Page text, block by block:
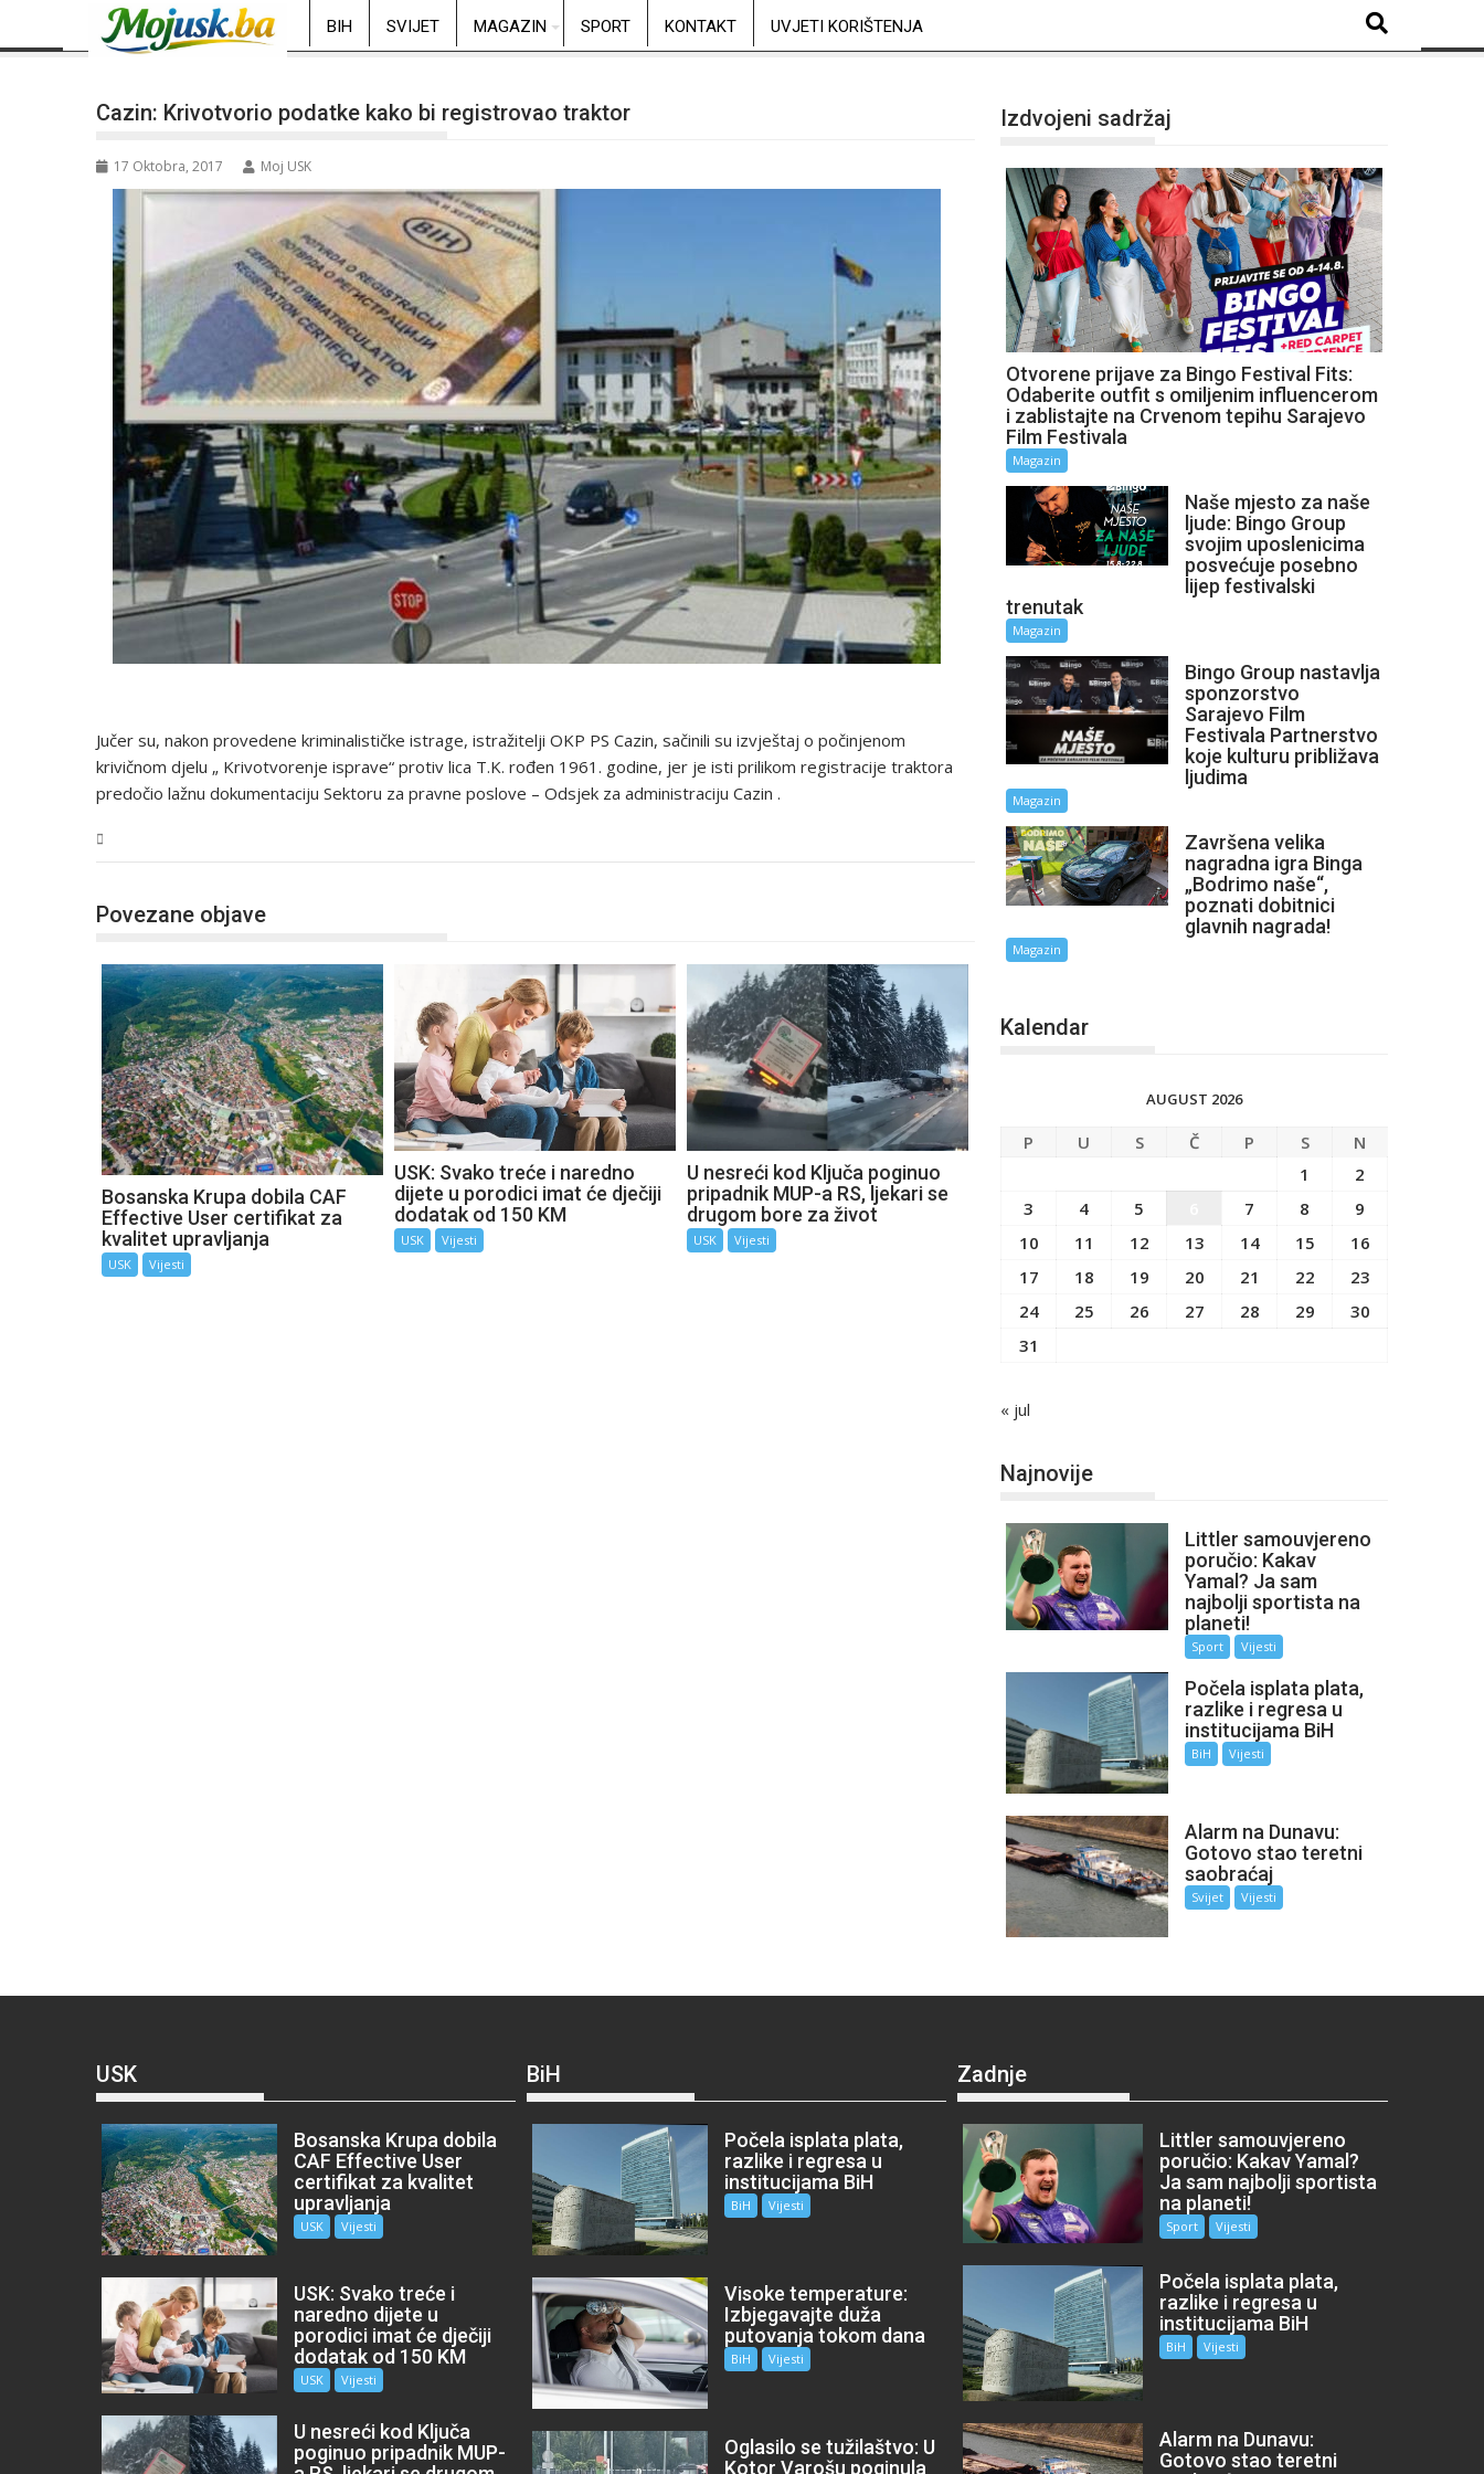
BIH SVIJET MAGAZIN SPORT KONTAKT UVJETI KORIŠTENJA
Cazin: Krivotvorio podatke kako bi registrovao traktor
17 Oktobra, 2017 Moj USK
Jučer su, nakon provedene kriminalističke istrage, istražitelji OKP PS Cazin, sačinili su izvještaj o počinjenom
krivičnom djelu „ Krivotvorenje isprave“ protiv lica T.K. rođen 1961. godine, jer je isti prilikom registracije traktora
predočio lažnu dokumentaciju Sektoru za pravne poslove – Odsjek za administraciju Cazin .
Povezane objave
Bosanska Krupa dobila CAF
Effective User certifikat za
kvalitet upravljanja
USK Vijesti
USK: Svako treće i naredno
dijete u porodici imat će dječiji
dodatak od 150 KM
USK Vijesti
U nesreći kod Ključa poginuo
pripadnik MUP-a RS, ljekari se
drugom bore za život
USK Vijesti
Izdvojeni sadržaj
Otvorene prijave za Bingo Festival Fits:
Odaberite outfit s omiljenim influencerom
i zablistajte na Crvenom tepihu Sarajevo
Film Festivala
Magazin
Naše mjesto za naše
ljude: Bingo Group
svojim uposlenicima
posvećuje posebno
lijep festivalski
trenutak
Magazin
Bingo Group nastavlja
sponzorstvo
Sarajevo Film
Festivala Partnerstvo
koje kulturu približava
ljudima
Magazin
Završena velika
nagradna igra Binga
„Bodrimo naše“,
poznati dobitnici
glavnih nagrada!
Magazin
Kalendar
AUGUST 2026
P U S Č P S
N
1
2
3
4 5 7 8
9
10
11 12 13 14 15
16
17
18 19 20 21 22
23
24
25 26 27 28 29
30
31
« jul
Najnovije
Littler samouvjereno
poručio: Kakav
Yamal? Ja sam
najbolji sportista na
planeti!
Sport Vijesti
Počela isplata plata,
razlike i regresa u
institucijama BiH
BiH Vijesti
Alarm na Dunavu:
Gotovo stao teretni
saobraćaj
Svijet Vijesti
USK
Bosanska Krupa dobila
CAF Effective User
certifikat za kvalitet
upravljanja
USK Vijesti
USK: Svako treće i
naredno dijete u
porodici imat će dječiji
dodatak od 150 KM
USK Vijesti
U nesreći kod Ključa
poginuo pripadnik MUP-
BiH
Počela isplata plata,
razlike i regresa u
institucijama BiH
BiH Vijesti
Visoke temperature:
Izbjegavajte duža
putovanja tokom dana
BiH Vijesti
Oglasilo se tužilaštvo: U
Kotor Varošu poginula
Zadnje
Littler samouvjereno
poručio: Kakav Yamal?
Ja sam najbolji sportista
na planeti!
Sport Vijesti
Počela isplata plata,
razlike i regresa u
institucijama BiH
BiH Vijesti
Alarm na Dunavu:
Gotovo stao teretni